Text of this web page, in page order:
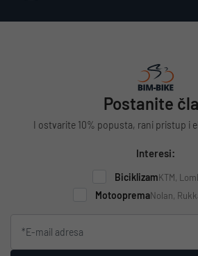
Postanite
I ostvarite 10% popusta, rani pristup i
Interesi:
BiciklizamKTM,
MotoopremaNolan,